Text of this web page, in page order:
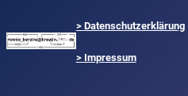
> Datenschutzerklärung
> Impressum